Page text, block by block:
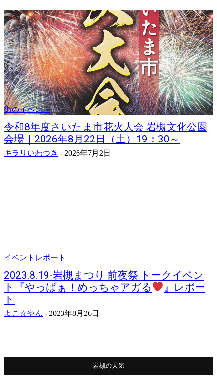
街のイベント
令和8年度さいたま市花火大会 岩槻文化公園
会場｜2026年8月22日（土）19：30～
キラリいわつき - 2026年7月2日
イベントレポート
2023.8.19-岩槻まつり 前夜祭 トークイベン
ト『やっばぁ！めっちゃアガる
』レポー
ト
よこ☆やん - 2023年8月26日
岩槻の天気